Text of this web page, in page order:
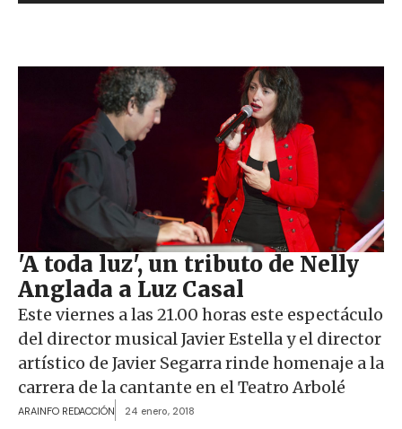
'A toda luz', un tributo de Nelly
Anglada a Luz Casal
Este viernes a las 21.00 horas este espectáculo
del director musical Javier Estella y el director
artístico de Javier Segarra rinde homenaje a la
carrera de la cantante en el Teatro Arbolé
ARAINFO REDACCIÓN 24 enero, 2018